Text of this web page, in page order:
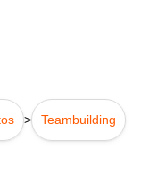
> Teambuilding